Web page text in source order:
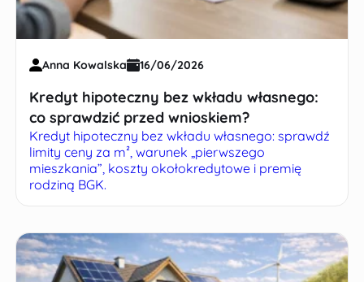
Anna Kowalska 16/06/2026
Kredyt hipoteczny bez wkładu własnego:
co sprawdzić przed wnioskiem?
Kredyt hipoteczny bez wkładu własnego: sprawdź
limity ceny za m², warunek „pierwszego
mieszkania”, koszty okołokredytowe i premię
rodziną BGK.